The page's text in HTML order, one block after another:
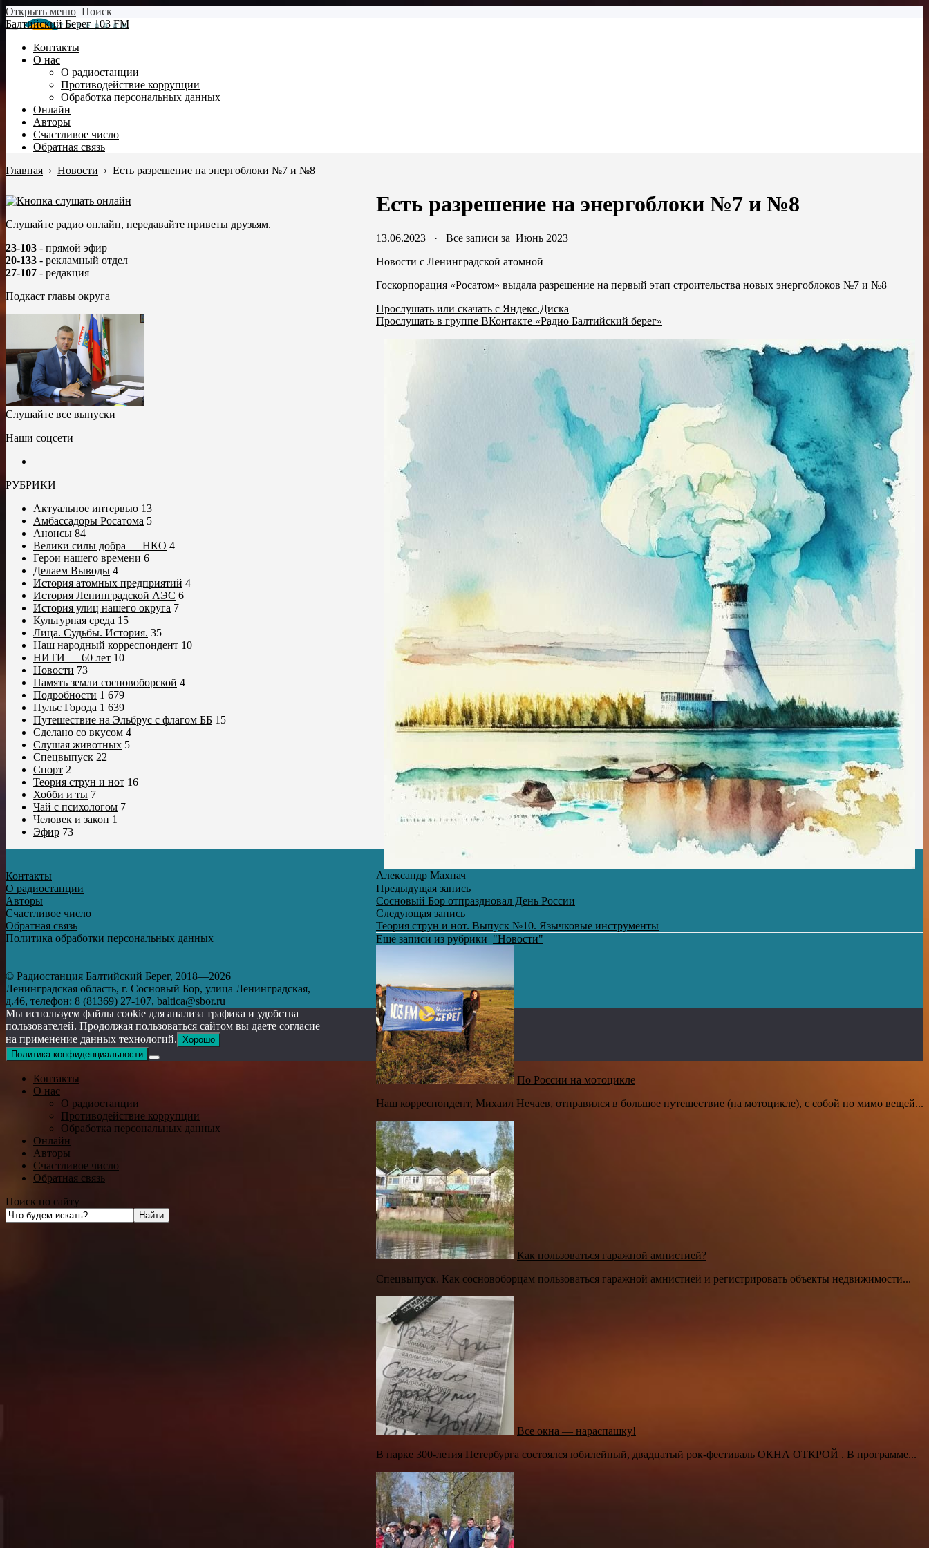
Открыть меню Поиск
Балтийский Берег 103 FM
Контакты
О нас
О радиостанции
Противодействие коррупции
Обработка персональных данных
Онлайн
Авторы
Счастливое число
Обратная связь
Главная › Новости › Есть разрешение на энергоблоки №7 и №8
Есть разрешение на энергоблоки №7 и №8
13.06.2023 · Все записи за Июнь 2023
Новости с Ленинградской атомной
Госкорпорация «Росатом» выдала разрешение на первый этап строительства новых энергоблоков №7 и №8
Прослушать или скачать с Яндекс.Диска
Прослушать в группе ВКонтакте «Радио Балтийский берег»
Александр Махнач
Предыдущая запись
Сосновый Бор отпраздновал День России
Следующая запись
Теория струн и нот. Выпуск №10. Язычковые инструменты
Ещё записи из рубрики "Новости"
По России на мотоцикле
Наш корреспондент, Михаил Нечаев, отправился в большое путешествие (на мотоцикле), с собой по мимо вещей...
Как пользоваться гаражной амнистией?
Спецвыпуск. Как сосновоборцам пользоваться гаражной амнистией и регистрировать объекты недвижимости...
Все окна — нараспашку!
В парке 300-летия Петербурга состоялся юбилейный, двадцатый рок-фестиваль ОКНА ОТКРОЙ . В программе...
Слушайте радио онлайн, передавайте приветы друзьям.
23-103 - прямой эфир
20-133 - рекламный отдел
27-107 - редакция
Подкаст главы округа
Слушайте все выпуски
Наши соцсети
РУБРИКИ
Актуальное интервью 13
Амбассадоры Росатома 5
Анонсы 84
Велики силы добра — НКО 4
Герои нашего времени 6
Делаем Выводы 4
История атомных предприятий 4
История Ленинградской АЭС 6
История улиц нашего округа 7
Культурная среда 15
Лица. Судьбы. История. 35
Наш народный корреспондент 10
НИТИ — 60 лет 10
Новости 73
Память земли сосновоборской 4
Подробности 1 679
Пульс Города 1 639
Путешествие на Эльбрус с флагом ББ 15
Сделано со вкусом 4
Слушая животных 5
Спецвыпуск 22
Спорт 2
Теория струн и нот 16
Хобби и ты 7
Чай с психологом 7
Человек и закон 1
Эфир 73
Контакты
О радиостанции
Авторы
Счастливое число
Обратная связь
Политика обработки персональных данных
© Радиостанция Балтийский Берег, 2018—2026
Ленинградская область, г. Сосновый Бор, улица Ленинградская,
д.46, телефон: 8 (81369) 27-107, baltica@sbor.ru
Мы используем файлы cookie для анализа трафика и удобства
пользователей. Продолжая пользоваться сайтом вы даете согласие
на применение данных технологий. Хорошо
Политика конфиденциальности
Контакты
О нас
О радиостанции
Противодействие коррупции
Обработка персональных данных
Онлайн
Авторы
Счастливое число
Обратная связь
Поиск по сайту